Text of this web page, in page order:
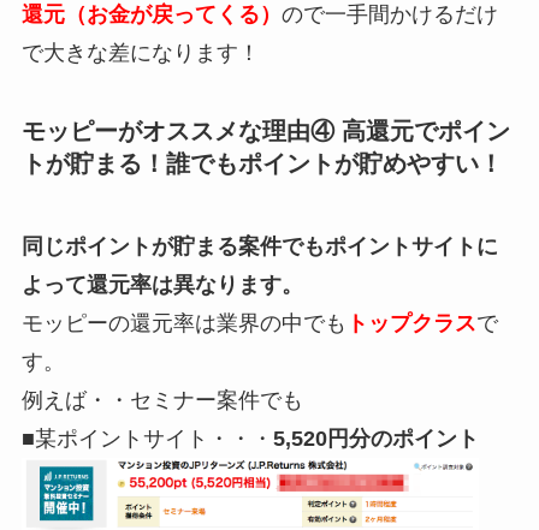
還元（お金が戻ってくる） ので一手間かけるだけ
で大きな差になります！
モッピーがオススメな理由④ 高還元でポイン
トが貯まる！誰でもポイントが貯めやすい！
同じポイントが貯まる案件でもポイントサイトに
よって還元率は異なります。
モッピーの還元率は業界の中でも トップクラスで
す。
例えば・・セミナー案件でも
■某ポイントサイト・・・ 5,520円分のポイント